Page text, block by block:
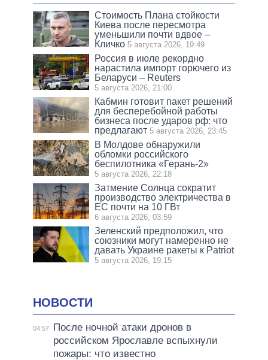
Стоимость Плана стойкости
Киева после пересмотра
уменьшили почти вдвое –
Кличко 5 августа 2026, 19:49
Россия в июле рекордно
нарастила импорт горючего из
Беларуси – Reuters
5 августа 2026, 21:00
Кабмин готовит пакет решений
для бесперебойной работы
бизнеса после ударов рф: что
предлагают 5 августа 2026, 23:45
В Молдове обнаружили
обломки российского
беспилотника «Герань-2»
5 августа 2026, 22:18
Затмение Солнца сократит
производство электричества в
ЕС почти на 10 ГВт
6 августа 2026, 03:59
Зеленский предположил, что
союзники могут намеренно не
давать Украине ракеты к Patriot
5 августа 2026, 19:15
НОВОСТИ
04:57
После ночной атаки дронов в
российском Ярославле вспыхнули
пожары: что известно